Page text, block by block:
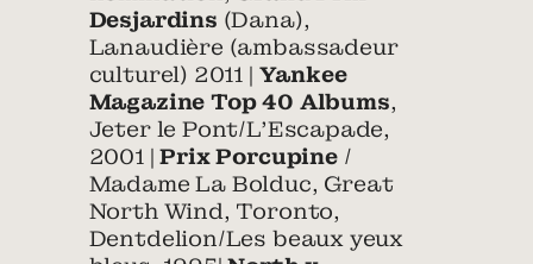
Desjardins (Dana),
Lanaudière (ambassadeur
culturel) 2011 | Yankee
Magazine Top 40 Albums,
Jeter le Pont/L’Escapade,
2001 |Prix Porcupine /
Madame La Bolduc, Great
North Wind, Toronto,
Dentdelion/Les beaux yeux